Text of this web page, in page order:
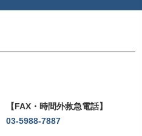
FAX・時間外救急電話
03-5988-7887